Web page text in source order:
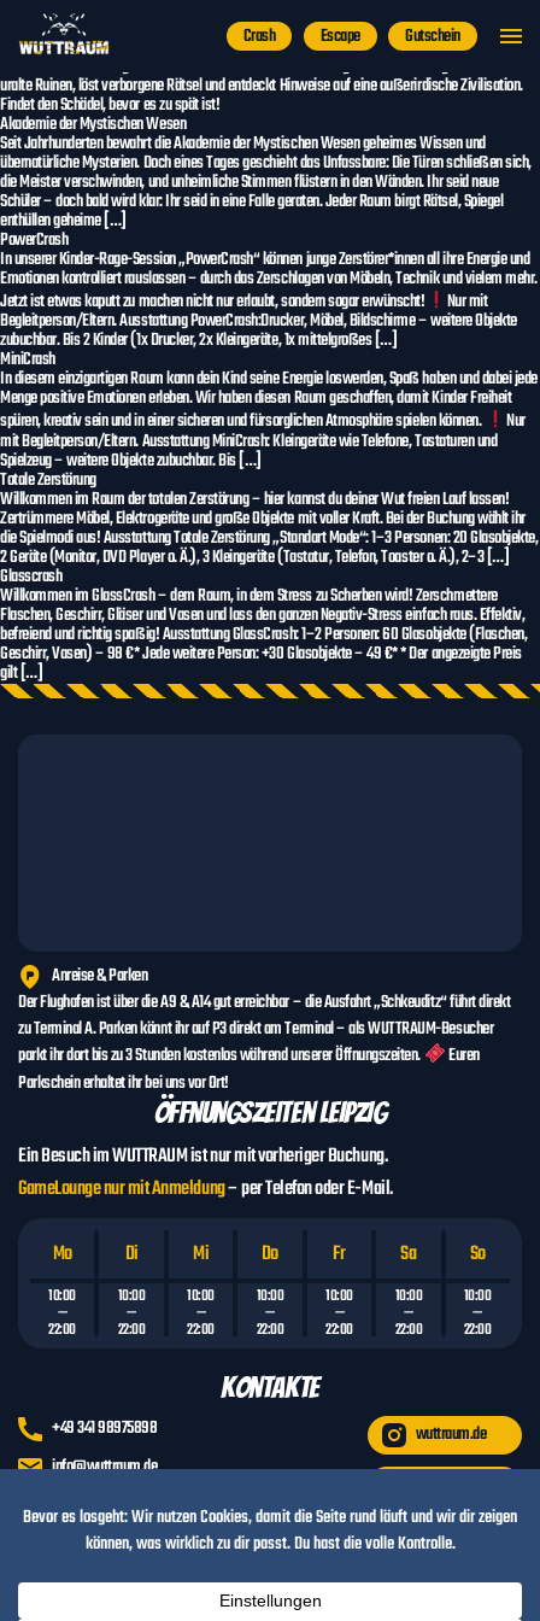
Crash Escape Gutschein
Archiv: Services
Tempel des verlorenen Kristallschädels
Ihr seid ein Team von Archäologen, das den Spuren von Indiana Jones folgt. Der legendäre
Kristallschädel wurde gestohlen – und mit ihm droht der Welt großes Unheil. Begebt euch tief in
uralte Ruinen, löst verborgene Rätsel und entdeckt Hinweise auf eine außerirdische Zivilisation.
Findet den Schädel, bevor es zu spät ist!
Akademie der Mystischen Wesen
Seit Jahrhunderten bewahrt die Akademie der Mystischen Wesen geheimes Wissen und
übernatürliche Mysterien. Doch eines Tages geschieht das Unfassbare: Die Türen schließen sich,
die Meister verschwinden, und unheimliche Stimmen flüstern in den Wänden. Ihr seid neue
Schüler – doch bald wird klar: Ihr seid in eine Falle geraten. Jeder Raum birgt Rätsel, Spiegel
enthüllen geheime […]
PowerCrash
In unserer Kinder-Rage-Session „PowerCrash“ können junge Zerstörer*innen all ihre Energie und
Emotionen kontrolliert rauslassen – durch das Zerschlagen von Möbeln, Technik und vielem mehr.
Jetzt ist etwas kaputt zu machen nicht nur erlaubt, sondern sogar erwünscht!
Nur mit
Begleitperson/Eltern. Ausstattung PowerCrash:Drucker, Möbel, Bildschirme – weitere Objekte
zubuchbar. Bis 2 Kinder (1x Drucker, 2x Kleingeräte, 1x mittelgroßes […]
MiniCrash
In diesem einzigartigen Raum kann dein Kind seine Energie loswerden, Spaß haben und dabei jede
Menge positive Emotionen erleben. Wir haben diesen Raum geschaffen, damit Kinder Freiheit
spüren, kreativ sein und in einer sicheren und fürsorglichen Atmosphäre spielen können.
Nur
mit Begleitperson/Eltern. Ausstattung MiniCrash: Kleingeräte wie Telefone, Tastaturen und
Spielzeug – weitere Objekte zubuchbar. Bis […]
Totale Zerstörung
Willkommen im Raum der totalen Zerstörung – hier kannst du deiner Wut freien Lauf lassen!
Zertrümmere Möbel, Elektrogeräte und große Objekte mit voller Kraft. Bei der Buchung wählt ihr
die Spielmodi aus! Ausstattung Totale Zerstörung „Standart Mode“: 1–3 Personen: 20 Glasobjekte,
2 Geräte (Monitor, DVD Player o. Ä.), 3 Kleingeräte (Tastatur, Telefon, Toaster o. Ä.), 2–3 […]
Glasscrash
Willkommen im GlassCrash – dem Raum, in dem Stress zu Scherben wird! Zerschmettere
Flaschen, Geschirr, Gläser und Vasen und lass den ganzen Negativ-Stress einfach raus. Effektiv,
befreiend und richtig spaßig! Ausstattung GlassCrash: 1–2 Personen: 60 Glasobjekte (Flaschen,
Geschirr, Vasen) – 98 €* Jede weitere Person: +30 Glasobjekte – 49 €* * Der angezeigte Preis
gilt […]
Anreise & Parken
Der Flughafen ist über die A9 & A14 gut erreichbar – die Ausfahrt „Schkeuditz“ führt direkt
zu Terminal A. Parken könnt ihr auf P3 direkt am Terminal – als WUTTRAUM-Besucher
parkt ihr dort bis zu 3 Stunden kostenlos während unserer Öffnungszeiten.
Euren
Parkschein erhaltet ihr bei uns vor Ort!
Öffnungszeiten LEIPZIG
Ein Besuch im WUTTRAUM ist nur mit vorheriger Buchung.
GameLounge nur mit Anmeldung– per Telefon oder E-Mail.
Mo Di Mi Do Fr Sa So
10:00
—
22:00
10:00
—
22:00
10:00
—
22:00
10:00
—
22:00
10:00
—
22:00
10:00
—
22:00
10:00
—
22:00
Kontakte
+49 341 98975898
info@wuttraum.de
wuttraum.de
Standorte
WUTTRAUM LEIPZIG: Torweg 1, 04435 Schkeuditz